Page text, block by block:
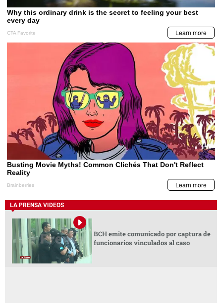
LA PRENSA VIDEOS
BCH emite comunicado por captura de
funcionarios vinculados al caso